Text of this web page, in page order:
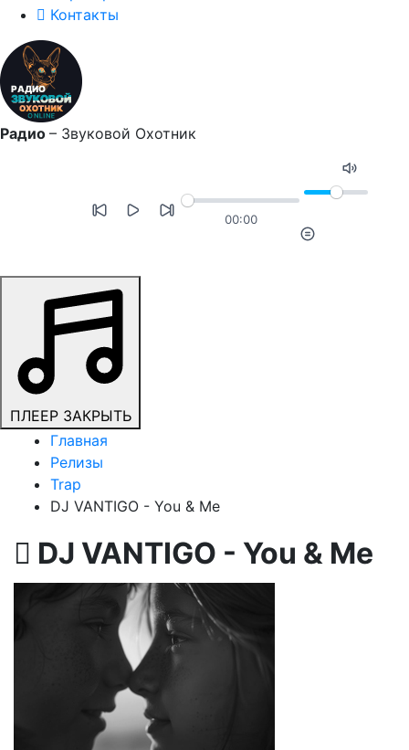
Контакты
Радио – Звуковой Охотник
00:00
ПЛЕЕР ЗАКРЫТЬ
Главная
Релизы
Trap
DJ VANTIGO - You & Me
DJ VANTIGO - You & Me